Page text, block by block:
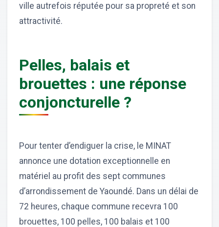
ville autrefois réputée pour sa propreté et son
attractivité.
Pelles, balais et
brouettes : une réponse
conjoncturelle ?
Pour tenter d’endiguer la crise, le MINAT
annonce une dotation exceptionnelle en
matériel au profit des sept communes
d’arrondissement de Yaoundé. Dans un délai de
72 heures, chaque commune recevra 100
brouettes, 100 pelles, 100 balais et 100